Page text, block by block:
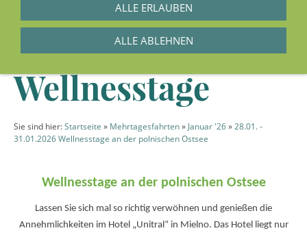
28.01.-31.01.2026
Wellnesstage
Sie sind hier:Startseite » Mehrtagesfahrten» Januar '26» 28.01. -
31.01.2026 Wellnesstage an der polnischen Ostsee
Wellnesstage an der polnischen Ostsee
Lassen Sie sich mal so richtig verwöhnen und genießen die
Annehmlichkeiten im Hotel „Unitral“ in Mielno. Das Hotel liegt nur
ALLE ERLAUBEN
ALLE ABLEHNEN